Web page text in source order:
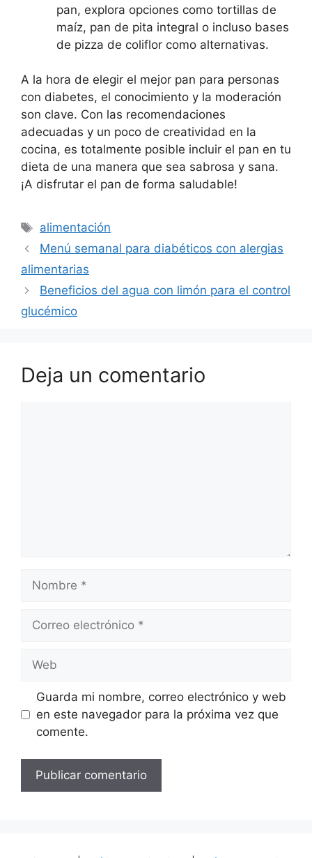
pan, explora opciones como tortillas de
maíz, pan de pita integral o incluso bases
de pizza de coliflor como alternativas.
A la hora de elegir el mejor pan para personas
con diabetes, el conocimiento y la moderación
son clave. Con las recomendaciones
adecuadas y un poco de creatividad en la
cocina, es totalmente posible incluir el pan en tu
dieta de una manera que sea sabrosa y sana.
¡A disfrutar el pan de forma saludable!
Etiquetas
alimentación
Menú semanal para diabéticos con alergias
alimentarias
Beneficios del agua con limón para el control
glucémico
Deja un comentario
Nombre
Correo
Web
Guarda mi nombre, correo electrónico y web
en este navegador para la próxima vez que
comente.